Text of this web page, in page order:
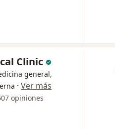
Clinic
general,
· Ver más
opiniones